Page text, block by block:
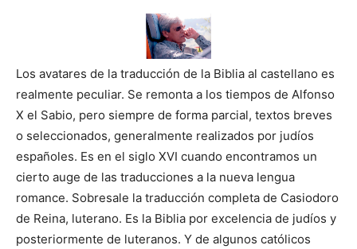
Los avatares de la traducción de la Biblia al castellano es
realmente peculiar. Se remonta a los tiempos de Alfonso
X el Sabio, pero siempre de forma parcial, textos breves
o seleccionados, generalmente realizados por judíos
españoles. Es en el siglo XVI cuando encontramos un
cierto auge de las traducciones a la nueva lengua
romance. Sobresale la traducción completa de Casiodoro
de Reina, luterano. Es la Biblia por excelencia de judíos y
posteriormente de luteranos. Y de algunos católicos